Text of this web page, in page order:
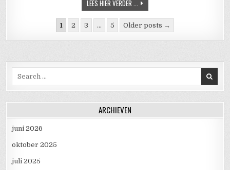
LEES HIER VERDER ... EEN NIEUW JAAR – NIEUWE
Berichten paginering
1 2 3 … 5 Older posts →
ARCHIEVEN
juni 2026
oktober 2025
juli 2025